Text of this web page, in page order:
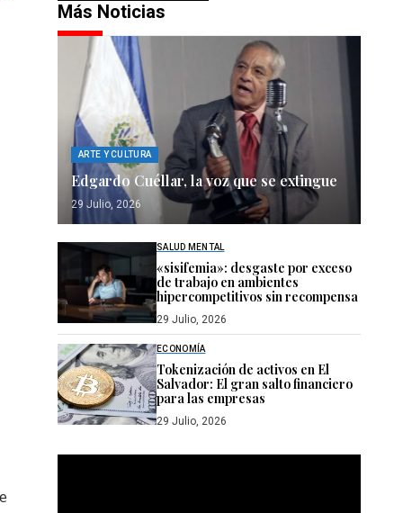
Más Noticias
ARTE Y CULTURA
Edgardo Cuéllar, la voz que se extingue
29 Julio, 2026
SALUD MENTAL
«sisifemia»: desgaste por exceso
de trabajo en ambientes
hipercompetitivos sin recompensa
29 Julio, 2026
ECONOMÍA
Tokenización de activos en El
Salvador: El gran salto financiero
para las empresas
29 Julio, 2026